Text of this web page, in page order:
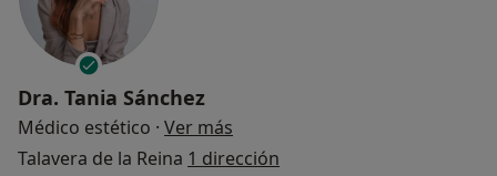
Dra. Tania Sánchez
Médico estético · Ver más
Talavera de la Reina 1 dirección